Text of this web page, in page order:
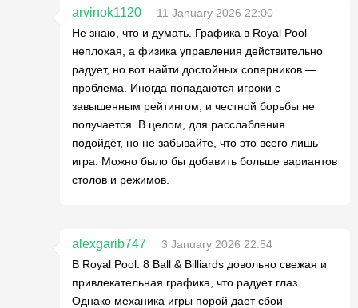
arvinok1120
11 January 2026 22:00
Не знаю, что и думать. Графика в Royal Pool
неплохая, а физика управления действительно
радует, но вот найти достойных соперников —
проблема. Иногда попадаются игроки с
завышенным рейтингом, и честной борьбы не
получается. В целом, для расслабления
подойдёт, но не забывайте, что это всего лишь
игра. Можно было бы добавить больше вариантов
столов и режимов.
alexgarib747
3 January 2026 22:54
В Royal Pool: 8 Ball & Billiards довольно свежая и
привлекательная графика, что радует глаз.
Однако механика игры порой дает сбои —